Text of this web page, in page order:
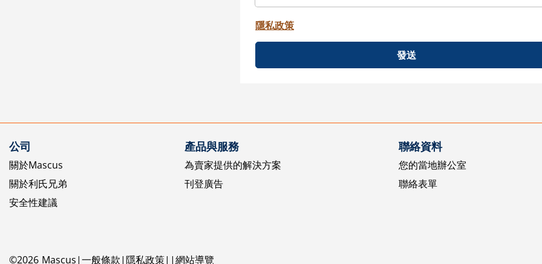
隱私政策
發送
公司
關於Mascus
關於利氏兄弟
安全性建議
產品與服務
為賣家提供的解決方案
刊登廣告
聯絡資料
您的當地辦公室
聯絡表單
©2026 Mascus 一般條款 隱私政策 網站導覽